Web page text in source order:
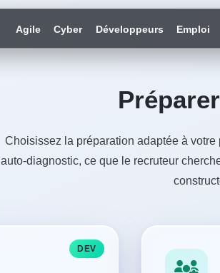
Agile Cyber Développeurs Emploi
Choisissez la préparation adaptée à
auto-diagnostic, ce que le recruteur
DEV